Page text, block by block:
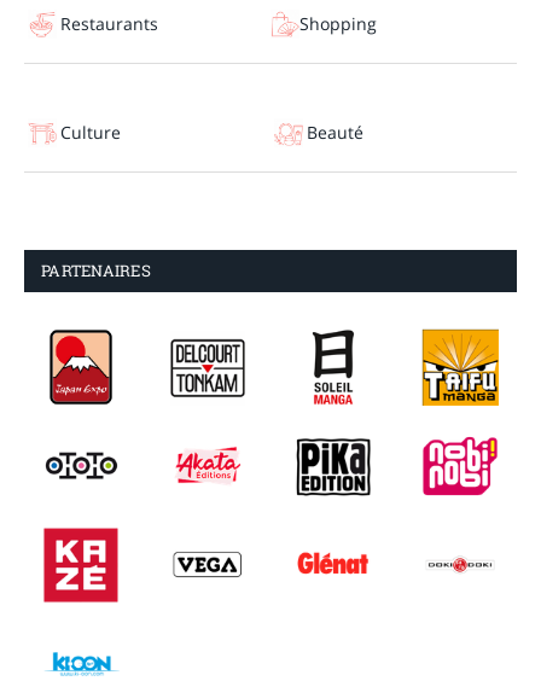
Restaurants Shopping
Culture Beauté
PARTENAIRES